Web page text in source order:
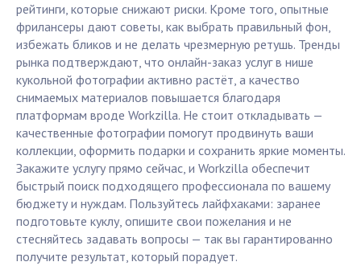
рейтинги, которые снижают риски. Кроме того, опытные
фрилансеры дают советы, как выбрать правильный фон,
избежать бликов и не делать чрезмерную ретушь. Тренды
рынка подтверждают, что онлайн-заказ услуг в нише
кукольной фотографии активно растёт, а качество
снимаемых материалов повышается благодаря
платформам вроде Workzilla. Не стоит откладывать —
качественные фотографии помогут продвинуть ваши
коллекции, оформить подарки и сохранить яркие моменты.
Закажите услугу прямо сейчас, и Workzilla обеспечит
быстрый поиск подходящего профессионала по вашему
бюджету и нуждам. Пользуйтесь лайфхаками: заранее
подготовьте куклу, опишите свои пожелания и не
стесняйтесь задавать вопросы — так вы гарантированно
получите результат, который порадует.